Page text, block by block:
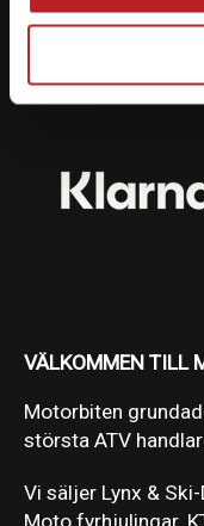
skyddade med
VÄLKOMMEN TILL
Motorbiten
största ATV
Vi säljer Lynx &
Moto fyrhjulingar.